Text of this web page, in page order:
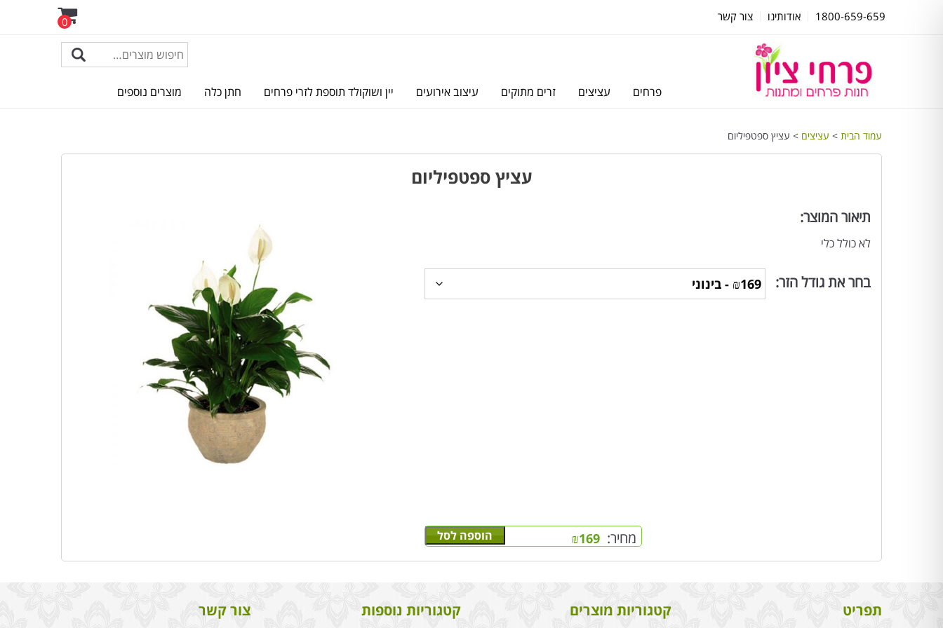
1800-659-659 אודותינו צור קשר 0
פרחים עציצים זרים מתוקים עיצוב אירועים יין ושוקולד תוספת לזרי פרחים חתן כלה מוצרים נוספים
עמוד הבית > עציצים > עציץ ספטפיליום
עציץ ספטפיליום
תיאור המוצר:
לא כולל כלי
בחר את גודל הזר:
מחיר: ₪169 הוספה לסל
תפריט קטגוריות מוצרים קטגוריות נוספות צור קשר